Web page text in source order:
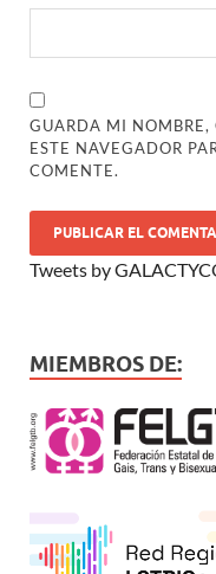
GUARDA MI NOMBRE,
ESTE NAVEGADOR
COMENTE.
Tweets by
MIEMBROS DE: